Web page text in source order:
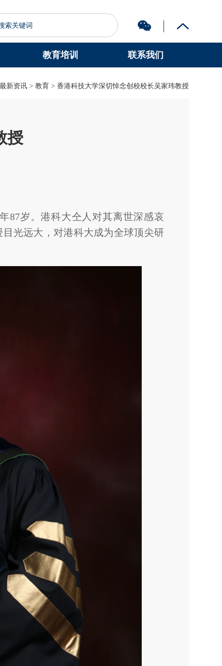
认识科大
教育培训 联系我们
新资讯> 教育 > 香港科技大学深切悼念创校校长吴家玮教授
授
87岁。港科大仝人对其离世深感哀
光远大，对港科大成为全球顶尖研